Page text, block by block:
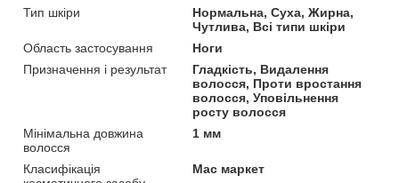
Тип шкіри
Нормальна, Суха, Жирна,
Чутлива, Всі типи шкіри
Область застосування
Ноги
Призначення і результат
Гладкість, Видалення
волосся, Проти вростання
волосся, Уповільнення
росту волосся
Мінімальна довжина
волосся
1 мм
Класифікація
Мас маркет